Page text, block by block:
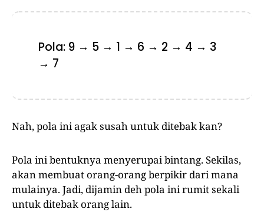
Pola: 9 → 5 → 1 → 6 → 2 → 4 → 3
→ 7
Nah, pola ini agak susah untuk ditebak kan?
Pola ini bentuknya menyerupai bintang. Sekilas,
akan membuat orang-orang berpikir dari mana
mulainya. Jadi, dijamin deh pola ini rumit sekali
untuk ditebak orang lain.